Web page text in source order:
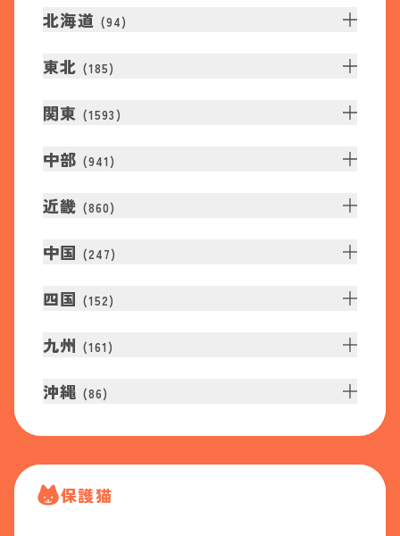
北海道 (94)
東北 (185)
関東 (1593 )
中部 (941 )
近畿 (860)
中国 (247)
四国 (152)
九州 (161 )
沖縄 (86)
保護猫